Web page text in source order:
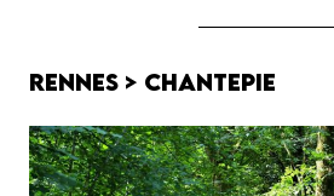
Rennes > Chantepie